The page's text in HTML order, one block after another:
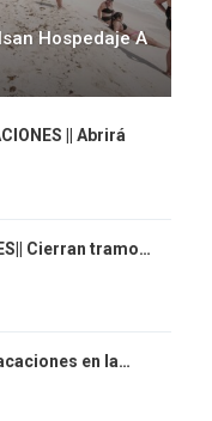
Hospedaje A
|| Abrirá
Cierran tramo…
en la…